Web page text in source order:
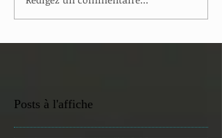
Posts à l'affiche